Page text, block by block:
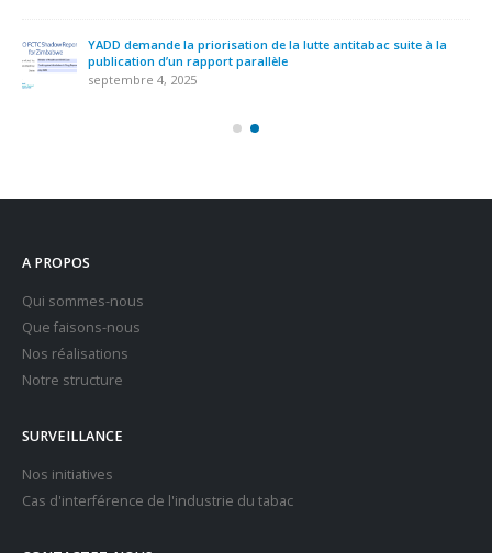
YADD demande la priorisation de la lutte antitabac suite à la
publication d’un rapport parallèle
septembre 4, 2025
A PROPOS
Qui sommes-nous
Que faisons-nous
Nos réalisations
Notre structure
SURVEILLANCE
Nos initiatives
Cas d'interférence de l'industrie du tabac